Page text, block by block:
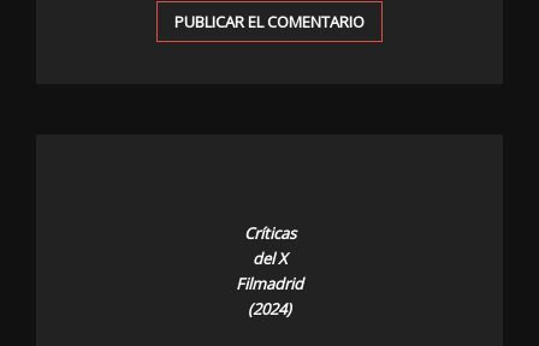
Críticas
del X
Filmadrid
(2024)